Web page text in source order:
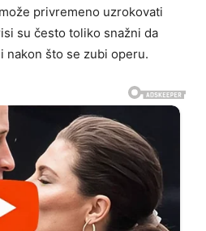
privremeno uzrokovati
su često toliko snažni da
nakon što se zubi operu.